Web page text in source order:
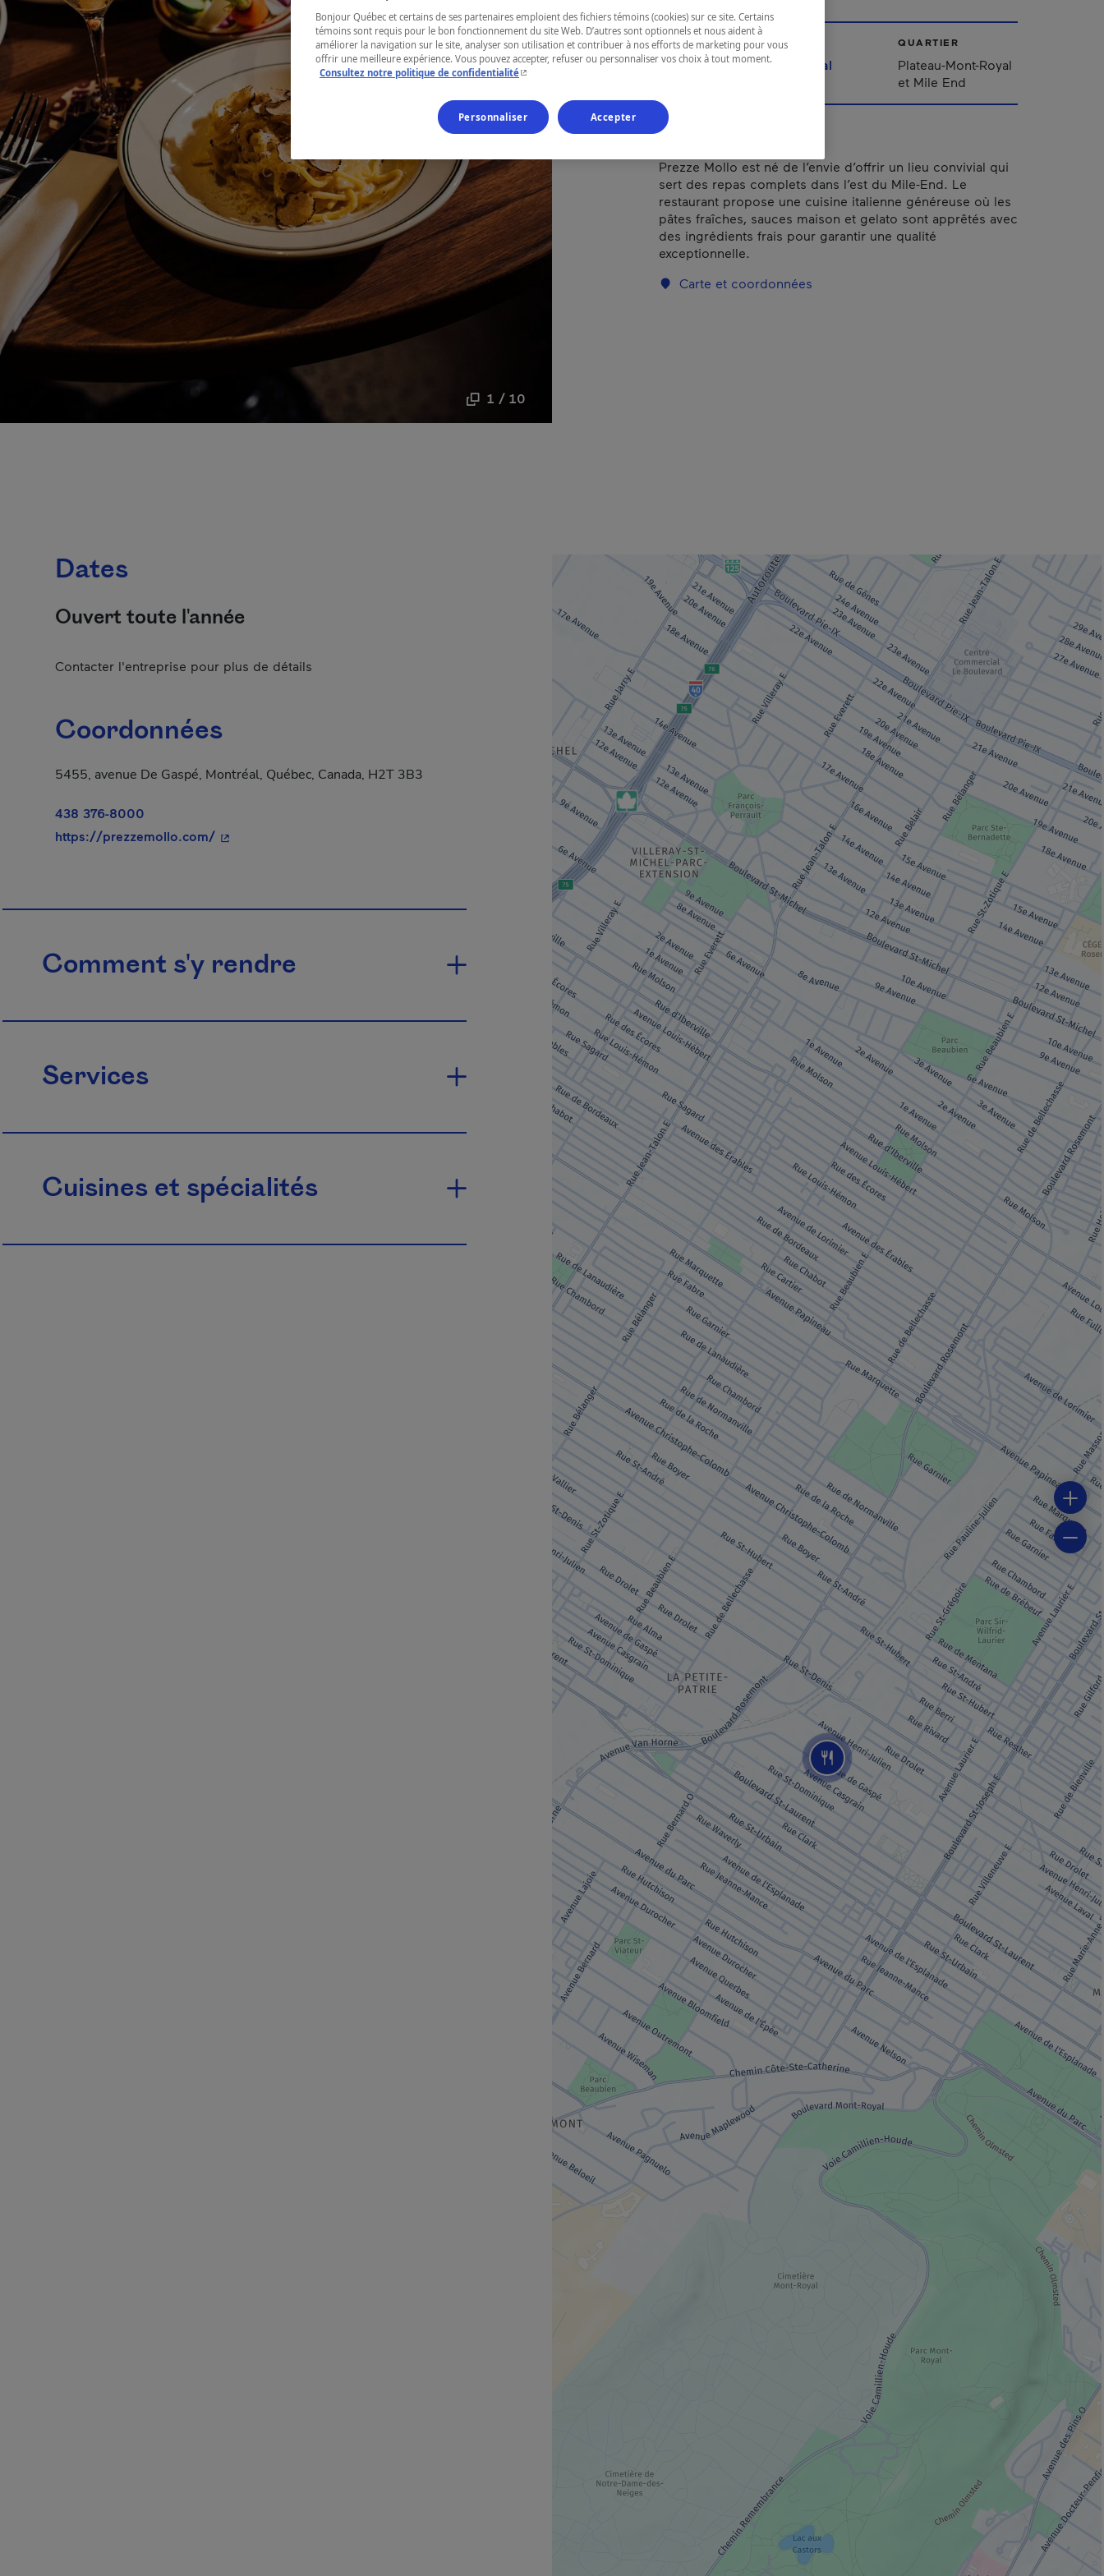
1 / 10
RÉGION
Montréal
VILLE
Montréal
QUARTIER
Plateau-Mont-Royal
et Mile End
Prezze Mollo est né de l’envie d’offrir un lieu convivial qui
sert des repas complets dans l’est du Mile-End. Le
restaurant propose une cuisine italienne généreuse où les
pâtes fraîches, sauces maison et gelato sont apprêtés avec
des ingrédients frais pour garantir une qualité
exceptionnelle.
Carte et coordonnées
Dates
Ouvert toute l'année
Contacter l'entreprise pour plus de détails
Coordonnées
5455, avenue De Gaspé, Montréal, Québec, Canada, H2T 3B3
438 376-8000
https://prezzemollo.com/- Cet hyperlien s'ouvrira dans une nouvelle fenêtre.
Comment s'y rendre
Services
Cuisines et spécialités
Bonjour Québec et certains de ses partenaires emploient des fichiers témoins (cookies) sur ce site. Certains
témoins sont requis pour le bon fonctionnement du site Web. D’autres sont optionnels et nous aident à
améliorer la navigation sur le site, analyser son utilisation et contribuer à nos efforts de marketing pour vous
offrir une meilleure expérience. Vous pouvez accepter, refuser ou personnaliser vos choix à tout moment.
Consultez notre politique de confidentialité- Cet hyperlien s'ouvrira dans une nouvelle fenêtre.
Personnaliser Accepter